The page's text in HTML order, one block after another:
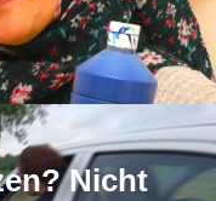
Nicht